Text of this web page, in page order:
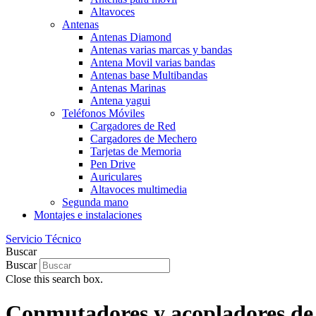
Altavoces
Antenas
Antenas Diamond
Antenas varias marcas y bandas
Antena Movil varias bandas
Antenas base Multibandas
Antenas Marinas
Antena yagui
Teléfonos Móviles
Cargadores de Red
Cargadores de Mechero
Tarjetas de Memoria
Pen Drive
Auriculares
Altavoces multimedia
Segunda mano
Montajes e instalaciones
Servicio Técnico
Buscar
Buscar
Close this search box.